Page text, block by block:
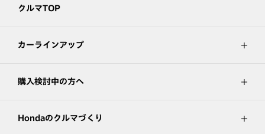
クルマTOP
カーラインアップ
購入検討中の方へ
Hondaのクルマづくり